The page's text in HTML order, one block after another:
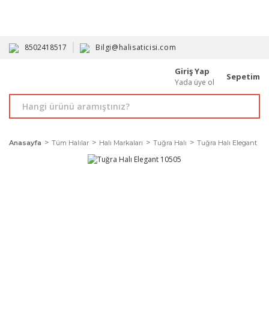
8502418517 Bilgi@halisaticisi.com
Giriş Yap
Yada üye ol
Sepetim
Anasayfa Tüm Halılar Halı Markaları Tuğra Halı Tuğra Halı Elegant